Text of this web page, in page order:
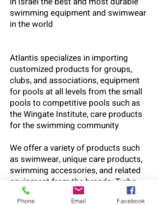
swimming equipment and swimwear
in the world
Atlantis specializes in importing
customized products for groups,
clubs, and associations, equipment
for pools at all levels from the small
pools to competitive pools such as
the Wingate Institute, care products
for the swimming community
We offer a variety of products such
as swimwear, unique care products,
swimming accessories, and related
equipment from the brands: Turbo,
Malmsten, SBR Sports
Phone Email Facebook